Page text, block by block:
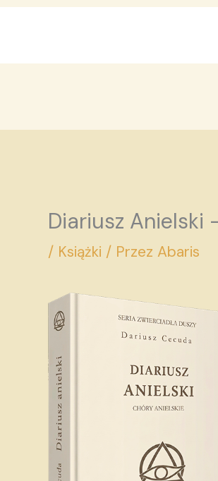
Diariusz Anielski
/ Książki / PrzezAbaris